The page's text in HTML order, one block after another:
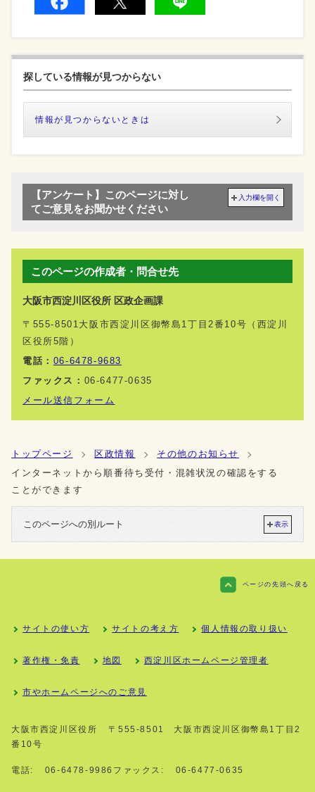
探している情報が見つからない
情報が見つからないときは
【アンケート】このページに対し
てご意見をお聞かせください
入力欄を開く
このページの作成者・問合せ先
大阪市西淀川区役所 区政企画課
〒555-8501大阪市西淀川区御幣島1丁目2番10号（西淀川
区役所5階）
電話： 06-6478-9683
ファックス： 06-6477-0635
メール送信フォーム
トップページ 区政情報
その他のお知らせ
インターネットから順番待ち受付・混雑状況の確認をする
ことができます
このページへの別ルート 表示
ページの先頭へ戻る
サイトの使い方 サイトの考え方 個人情報の取り扱い
著作権・免責 地図 西淀川区ホームページ管理者
市やホームページへのご意見
大阪市西淀川区役所
〒555-8501 大阪市西淀川区御幣島1丁目2
番10号
電話: 06-6478-9986 ファックス: 06-6477-0635